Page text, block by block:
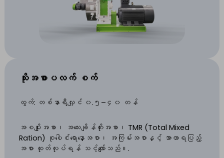
သိုးအစာပလက် စက်
ထွက်: တစ်နာရီလျှင် ၀.၅–၄၀ တန်
အစပျိုးအစာ၊ အလေးချိန်တိုးအစာ၊ TMR (Total Mixed
Ration) စုပေါင်းရောနှောအစာ၊ အကြမ်းအစာနှင့် အာဟာရပြည့်
အစာ ထုတ်လုပ်ရန် သင့်လျော်သည်။.